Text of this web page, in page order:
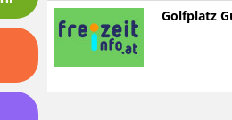
Golfplatz